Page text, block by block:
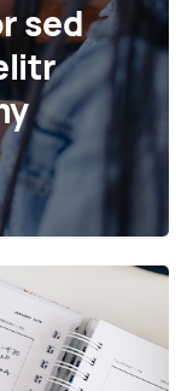
sed